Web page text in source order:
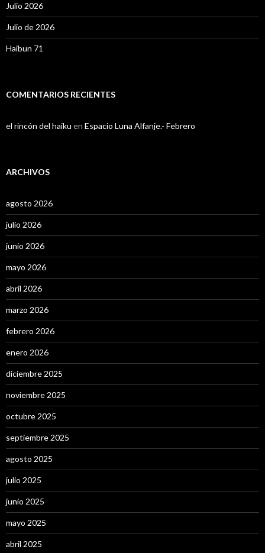
Julio 2026
Julio de 2026
Haibun 71
COMENTARIOS RECIENTES
el rincón del haiku en Espacio Luna Alfanje.- Febrero
ARCHIVOS
agosto 2026
julio 2026
junio 2026
mayo 2026
abril 2026
marzo 2026
febrero 2026
enero 2026
diciembre 2025
noviembre 2025
octubre 2025
septiembre 2025
agosto 2025
julio 2025
junio 2025
mayo 2025
abril 2025